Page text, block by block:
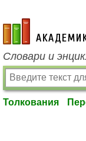
academic.ru
Словари и
Толкования